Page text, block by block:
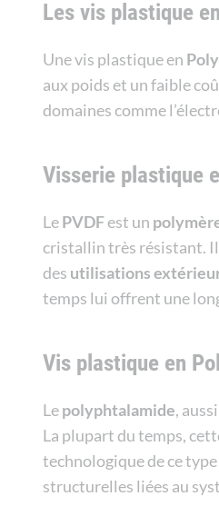
Les vis plastique
Une vis plastique en
aux poids et un faible
domaines comme
Visserie plastique
LePVDFest un
cristallin très résistant.
des utilisations
temps lui offrent une
Vis plastique en
Lepolyphtalamide,
La plupart du temps,
technologique de ce
structurelles liées au